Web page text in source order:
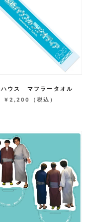
ハウス マフラータオル
¥2,200
（税込）